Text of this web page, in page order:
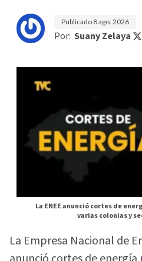
Publicado 8 ago. 2026
Por: Suany Zelaya
La ENEE anunció cortes de
varias colonias y
La Empresa Nacional de